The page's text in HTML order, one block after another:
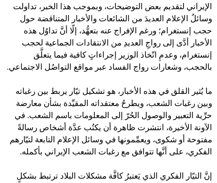
الإيراني لتقديم بعض التوضيحات، وبموجب هذا الخبر، تداولت
وسائلُ الإعلام العديدَ من الشائعات والأخبار المتناقضة حول
حجب إنستغرام؛ ورغم الإفراج عنه بتعهُّد، إلّا أنَّ تداوُل هذه
الأخبار أدَّى إلى رواجِ العديدِ من الانتقادات الجماعية لحجب
إنستغرام، وعدمِ اتّخاذ الوزير إجراءاتٍ كافية فيما يتعلَّق
بالحجب، وشعارات رواج الفساد عبر مواقع التواصُل الاجتماعي.
ما يُثير القلق في هذه الأخبار، هو تشكيل تيّار يربط بين رغباته
وبين رغبات الشعب، ويطرحُ معتقداته المقيِّدة بشأن معارضة
حرِّية التعبير والوصول الحُرّ إلى المعلومات باسم الشعب. في
الآونة الأخيرة، انتشرت ظاهرة أن يكتُب عدَّة أشخاص رسالةً
مفتوحة أو شكوى، ويعمِّمونها في وسائل الإعلام التابعة لتيّارهم
الفكري، على أنَّها تتوافق مع رغبات الشعب الإيراني بأكمله.
إنَّ التيّار الفكري الذي يَعتبرُ كافَّة مشكلات البلاد ترتبط بشكلٍ